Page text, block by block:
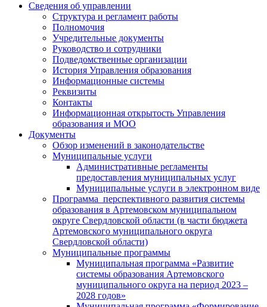
Сведения об управлении
Структура и регламент работы
Полномочия
Учредительные документы
Руководство и сотрудники
Подведомственные организации
История Управления образования
Информационные системы
Реквизиты
Контакты
Информационная открытость Управления
образования и МОО
Документы
Обзор изменений в законодательстве
Муниципальные услуги
Административные регламенты
предоставления муниципальных услуг
Муниципальные услуги в электронном виде
Программа перспективного развития системы
образования в Артемовском муниципальном
округе Свердловской области (в части бюджета
Артемовского муниципального округа
Свердловской области)
Муниципальные программы
Муниципальная программа «Развитие
системы образования Артемовского
муниципального округа на период 2023 –
2028 годов»